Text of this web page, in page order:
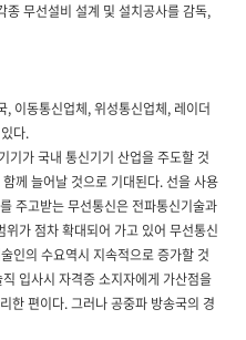
무선설비 설계 및 설치공사를 감독,
이동통신업체, 위성통신업체, 레이더
다.
기가 국내 통신기기 산업을 주도할 것
께 늘어날 것으로 기대된다. 선을 사용
주고받는 무선통신은 전파통신기술과
가 점차 확대되어 가고 있어 무선통신
인의 수요역시 지속적으로 증가할 것
입사시 자격증 소지자에게 가산점을
한 편이다. 그러나 공중파 방송국의 경